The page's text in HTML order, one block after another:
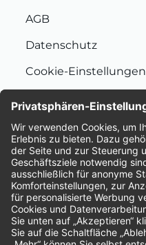
AGB
Datenschutz
Cookie-Einstellungen
Bewertungen